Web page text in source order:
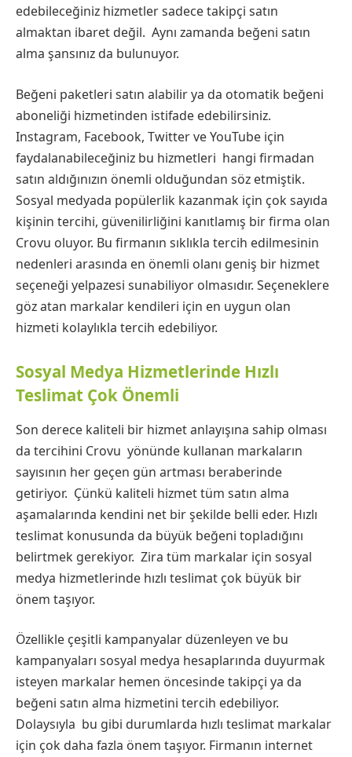
edebileceğiniz hizmetler sadece takipçi satın
almaktan ibaret değil. Aynı zamanda beğeni satın
alma şansınız da bulunuyor.
Beğeni paketleri satın alabilir ya da otomatik beğeni
aboneliği hizmetinden istifade edebilirsiniz.
Instagram, Facebook, Twitter ve YouTube için
faydalanabileceğiniz bu hizmetleri hangi firmadan
satın aldığınızın önemli olduğundan söz etmiştik.
Sosyal medyada popülerlik kazanmak için çok sayıda
kişinin tercihi, güvenilirliğini kanıtlamış bir firma olan
Crovu oluyor. Bu firmanın sıklıkla tercih edilmesinin
nedenleri arasında en önemli olanı geniş bir hizmet
seçeneği yelpazesi sunabiliyor olmasıdır. Seçeneklere
göz atan markalar kendileri için en uygun olan
hizmeti kolaylıkla tercih edebiliyor.
Sosyal Medya Hizmetlerinde Hızlı
Teslimat Çok Önemli
Son derece kaliteli bir hizmet anlayışına sahip olması
da tercihini Crovu yönünde kullanan markaların
sayısının her geçen gün artması beraberinde
getiriyor. Çünkü kaliteli hizmet tüm satın alma
aşamalarında kendini net bir şekilde belli eder. Hızlı
teslimat konusunda da büyük beğeni topladığını
belirtmek gerekiyor. Zira tüm markalar için sosyal
medya hizmetlerinde hızlı teslimat çok büyük bir
önem taşıyor.
Özellikle çeşitli kampanyalar düzenleyen ve bu
kampanyaları sosyal medya hesaplarında duyurmak
isteyen markalar hemen öncesinde takipçi ya da
beğeni satın alma hizmetini tercih edebiliyor.
Dolaysıyla bu gibi durumlarda hızlı teslimat markalar
için çok daha fazla önem taşıyor. Firmanın internet